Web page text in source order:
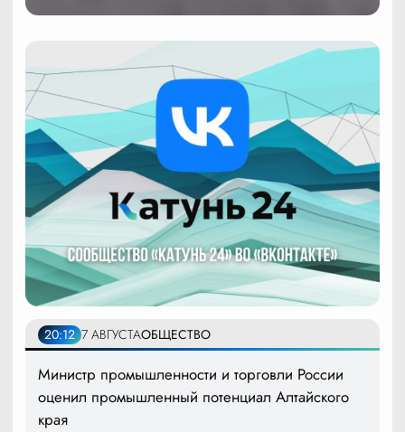
20:12 7 АВГУСТАОБЩЕСТВО
Министр промышленности и торговли России
оценил промышленный потенциал Алтайского
края